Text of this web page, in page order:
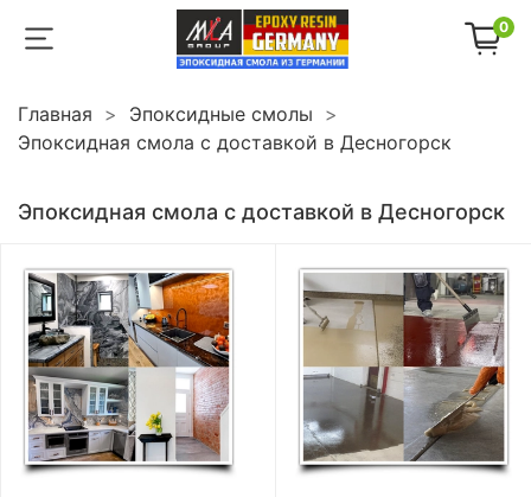
0
Главная
Эпоксидные смолы
Эпоксидная смола с доставкой в Десногорск
Эпоксидная смола с доставкой в Десногорск